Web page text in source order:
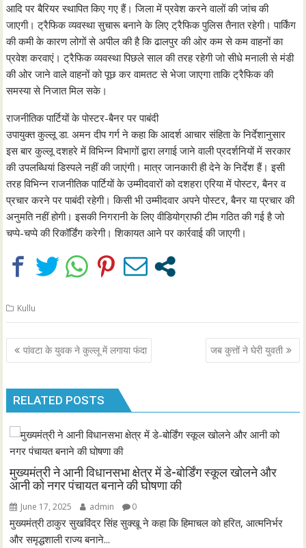
आदि पर बैरियर स्थापित किए गए हैं। जिला में प्रवेश करने वालों की जांच की
जाएगी। ट्रैफिक व्यवस्था सुचारू बनाने के लिए ट्रैफिक पुलिस तैनात रहेगी। पार्किंग
की कमी के कारण लोगों से अपील की है कि ढालपुर की ओर कम से कम वाहनों का
प्रवेश करवाएं। ट्रैफिक व्यवस्था पिछले साल की तरह रहेगी जो सीधे मनाली से मंडी
की ओर जाने वाले वाहनों को पूछ कर वामतट से भेजा जाएगा ताकि ट्रैफिक की
समस्या से निजात मिल सके।
राजनीतिक पार्टियों के पोस्टर-बैनर पर पाबंदी
उपायुक्त कुल्लू डा. अमन दीप गर्ग ने कहा कि आदर्श आचार संहिता के निर्देशानुसार
इस बार कुल्लू दशहरे में विभिन्न विभागों द्वारा लगाई जाने वाली प्रदर्शनियों में सरकार
की उपलब्धियां डिस्पले नहीं की जाएंगी। मात्र जानकारी ही देने के निर्देश हैं। इसी
तरह विभिन्न राजनीतिक पार्टियों के उम्मीदवारों को दशहरा एरिया में पोस्टर, बैनर व
प्रचार करने पर पाबंदी रहेगी। किसी भी उम्मीदवार अपने पोस्टर, बैनर या प्रचार की
अनुमति नहीं होगी। इसकी निगरानी के लिए वीडियोग्राफी टीम गठित की गई है जो
चप्पे-चप्पे की रिकॉर्डिंग करेगी। शिकायत आने पर कार्रवाई की जाएगी।
Kullu
Post
navigation
पांवटा के युवक ने कुल्लू में लगाया फंदा जब कुत्तों ने घेरी युवती
RELATED POSTS
मुख्यमंत्री ने आनी विधानसभा क्षेत्र में डे-बोर्डिंग स्कूल खोलने और
आनी को नगर पंचायत बनाने की घोषणा की
June 17, 2025 admin 0
मुख्यमंत्री ठाकुर सुखविंद्र सिंह सुक्खू ने कहा कि हिमाचल को हरित, आत्मनिर्भर
और समृद्धशाली राज्य बनाने...